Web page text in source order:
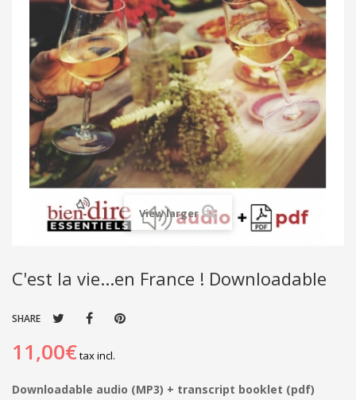
View larger
C'est la vie...en France ! Downloadable
SHARE
11,00€tax incl.
Downloadable audio (MP3) + transcript booklet (pdf)